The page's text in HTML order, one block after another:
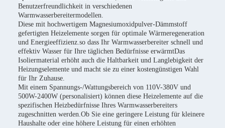
Benutzerfreundlichkeit in verschiedenen
Warmwasserbereitermodellen.
Diese mit hochwertigem Magnesiumoxidpulver-Dämmstoff
gefertigten Heizelemente sorgen für optimale Wärmeregeneration
und Energieeffizienz.so dass Ihr Warmwasserbereiter schnell und
effektiv Wasser für Ihre täglichen Bedürfnisse erwärmtDas
Isoliermaterial erhöht auch die Haltbarkeit und Langlebigkeit der
Heizungselemente und macht sie zu einer kostengünstigen Wahl
für Ihr Zuhause.
Mit einem Spannungs-/Wattungsbereich von 110V-380V und
500W-2400W (personalisiert) können diese Heizelemente auf die
spezifischen Heizbedürfnisse Ihres Warmwasserbereiters
zugeschnitten werden.Ob Sie eine geringere Leistung für kleinere
Haushalte oder eine höhere Leistung für einen erhöhten